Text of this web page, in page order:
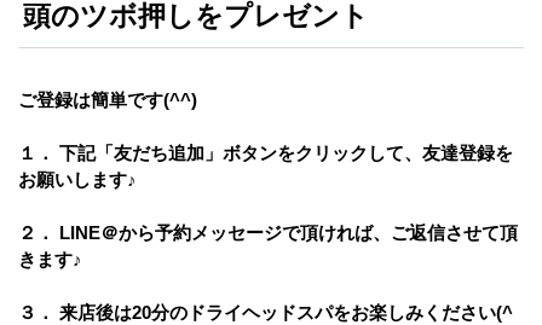
頭のツボ押しをプレゼント
ご登録は簡単です(^^)
１． 下記「友だち追加」ボタンをクリックして、友達登録を
お願いします♪
２． LINE＠から予約メッセージで頂ければ、ご返信させて頂
きます♪
３． 来店後は20分のドライヘッドスパをお楽しみください(^